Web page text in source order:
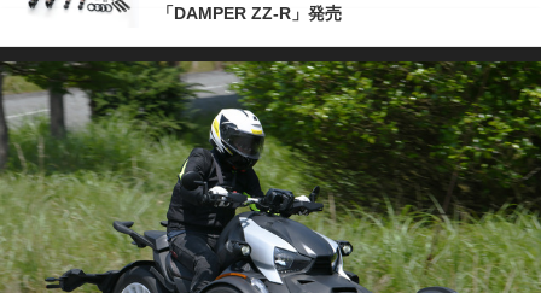
「DAMPER ZZ-R」発売